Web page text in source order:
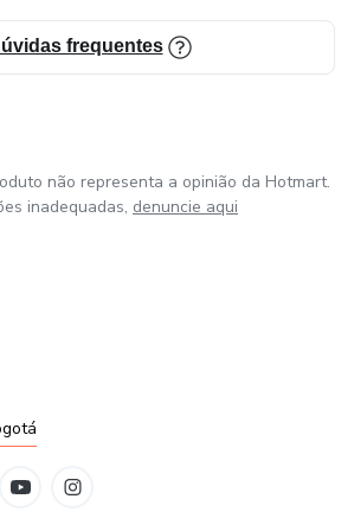
Interno do Bebê: Entenda como
e Planejando o Futuro: Avalie o
necessários e aprenda a manter os
frequentes
não representa a opinião da Hotmart.
inadequadas, denuncie aqui